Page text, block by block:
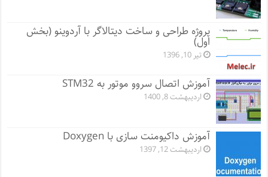
پروژه طراحی و ساخت دیتالاگر با آردوینو (بخش
اول)
تیر 10, 1396
آموزش اتصال سروو موتور به STM32
اردیبهشت 8, 1400
آموزش داکیومنت سازی با Doxygen
اردیبهشت 12, 1397